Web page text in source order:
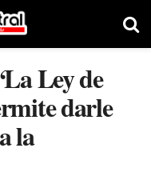
Ley de
darle
la